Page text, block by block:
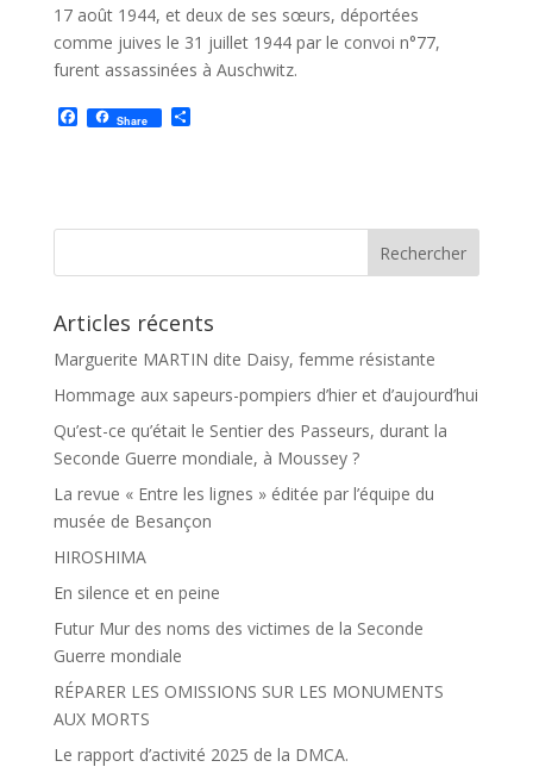
17 août 1944, et deux de ses sœurs, déportées
comme juives le 31 juillet 1944 par le convoi n°77,
furent assassinées à Auschwitz.
F
a
o
Share P
e
Articles récents
Marguerite MARTIN dite Daisy, femme résistante
Hommage aux sapeurs-pompiers d’hier et d’aujourd’hui
Qu’est-ce qu’était le Sentier des Passeurs, durant la
Seconde Guerre mondiale, à Moussey ?
La revue « Entre les lignes » éditée par l’équipe du
musée de Besançon
HIROSHIMA
En silence et en peine
Futur Mur des noms des victimes de la Seconde
Guerre mondiale
RÉPARER LES OMISSIONS SUR LES MONUMENTS
AUX MORTS
Le rapport d’activité 2025 de la DMCA.